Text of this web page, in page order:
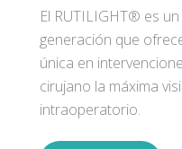
El RUTILIGHT® es
generación que
única en
cirujano la máxima
intraoperatorio.